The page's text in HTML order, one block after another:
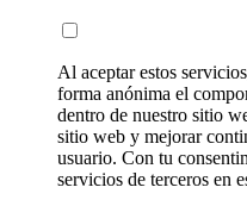
Al aceptar estos
forma anónima el
dentro de nuestro sitio
sitio web y mejorar
usuario. Con tu
servicios de terceros en